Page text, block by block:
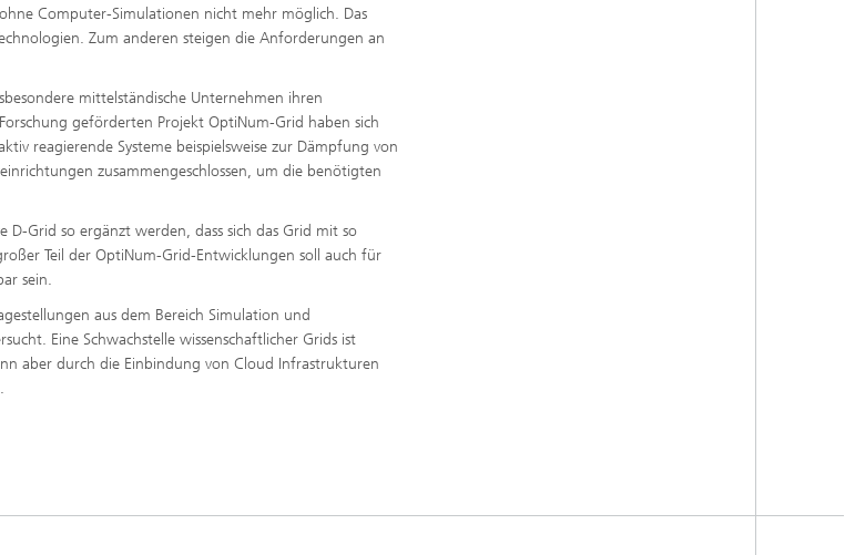
Computer-Simulationen nicht mehr möglich. Das
Zum anderen steigen die Anforderungen an
mittelständische Unternehmen ihren
geförderten Projekt OptiNum-Grid haben sich
reagierende Systeme beispielsweise zur Dämpfung von
zusammengeschlossen, um die benötigten
D-Grid so ergänzt werden, dass sich das Grid mit so
Teil der OptiNum-Grid-Entwicklungen soll auch für
sein.
aus dem Bereich Simulation und
Eine Schwachstelle wissenschaftlicher Grids ist
aber durch die Einbindung von Cloud Infrastrukturen